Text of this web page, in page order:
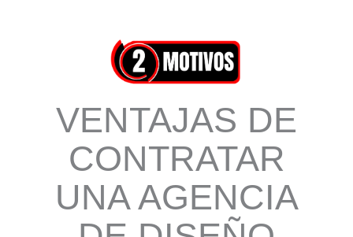
VENTAJAS DE
CONTRATAR
UNA AGENCIA